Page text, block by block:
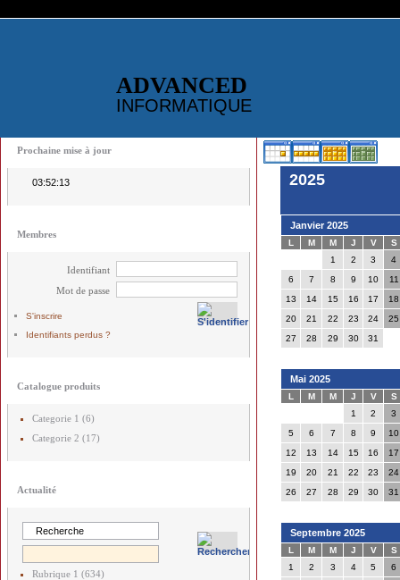
ADVANCED
INFORMATIQUE
Prochaine mise à jour
03:52:12
Membres
Identifiant
Mot de passe
S'inscrire
Identifiants perdus ?
Catalogue produits
Categorie 1 (6)
Categorie 2 (17)
Actualité
Rubrique 1 (634)
2025
Janvier 2025
L M M J V
S
1
2 3
4
6
7 8 9 10
11
13
14 15 16 17
18
20
21 22 23 24
25
27
28 29 30 31
Mai 2025
L M M J V
S
1
2
3
5
6 7 8 9
10
12
13 14 15 16
17
19
20 21 22 23
24
26
27 28 29 30 31
Septembre 2025
L M M J V
S
1
2 3 4 5
6